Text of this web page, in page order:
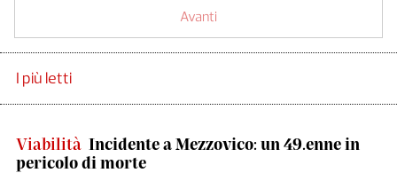
Avanti
I più letti
Viabilità Incidente a Mezzovico: un 49.enne in
pericolo di morte